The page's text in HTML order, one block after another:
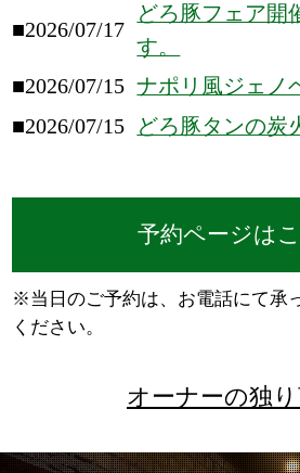
■2026/07/17
どろ豚フェア開
す。
■2026/07/15 ナポリ風ジェノ
■2026/07/15
どろ豚タンの炭
予約ページは
※当日のご予約は、お電話にて承
ください。
オーナーの独